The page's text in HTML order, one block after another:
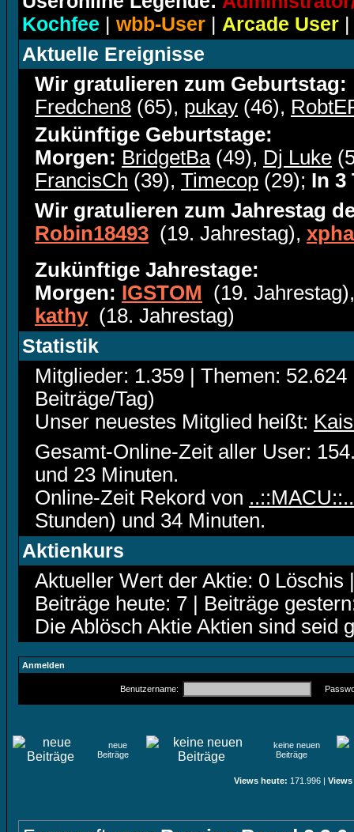
Kochfee | wbb-User | Arcade User
Aktuelle Ereignisse
Wir gratulieren zum Geburtstag:
Fredchen8 (65), pukay (46),
Zukünftige Geburtstage:
Morgen: BridgetBa(49), Dj Luke
FrancisCh (39), Timecop (29); In 3
Wir gratulieren zum Jahrestag
Robin18493 (19. Jahrestag),
Zukünftige Jahrestage:
Morgen: IGSTOM (19.
kathy(18. Jahrestag)
Statistik
Mitglieder: 1.359 | Themen:
Beiträge/Tag)
Unser neuestes Mitglied heißt:
Gesamt-Online-Zeit aller User:
und 23 Minuten.
Online-Zeit Rekord von ..::MACU::..
Stunden) und 34 Minuten.
Aktienkurs
Aktueller Wert der Aktie: 0 Löschis
Beiträge heute: 7 | Beiträge
Die Ablösch Aktie Aktien sind seid
Anmelden
Benutzername:
neue
Beiträge
keine neuen
Beiträge
Views heute: 171.996 |